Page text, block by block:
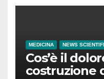
MEDICINA NEWS
Cos’è il
costruzione